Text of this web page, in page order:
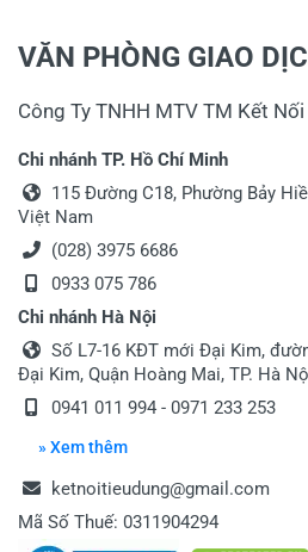
Viết nhận xét của bạn vào
Gửi nhận xét
VĂN PHÒNG GIAO
Công Ty TNHH MTV TM Kết
Chi nhánh TP. Hồ Chí Minh
115 Đường C18, Phường Bảy
Việt Nam
(028) 3975 6686
0933 075 786
Chi nhánh Hà Nội
Số L7-16 KĐT mới Đại Kim,
Đại Kim, Quận Hoàng Mai, TP. Hà
0941 011 994 - 0971 233 253
» Xem thêm
ketnoitieudung@gmail.com
Mã Số Thuế: 0311904294